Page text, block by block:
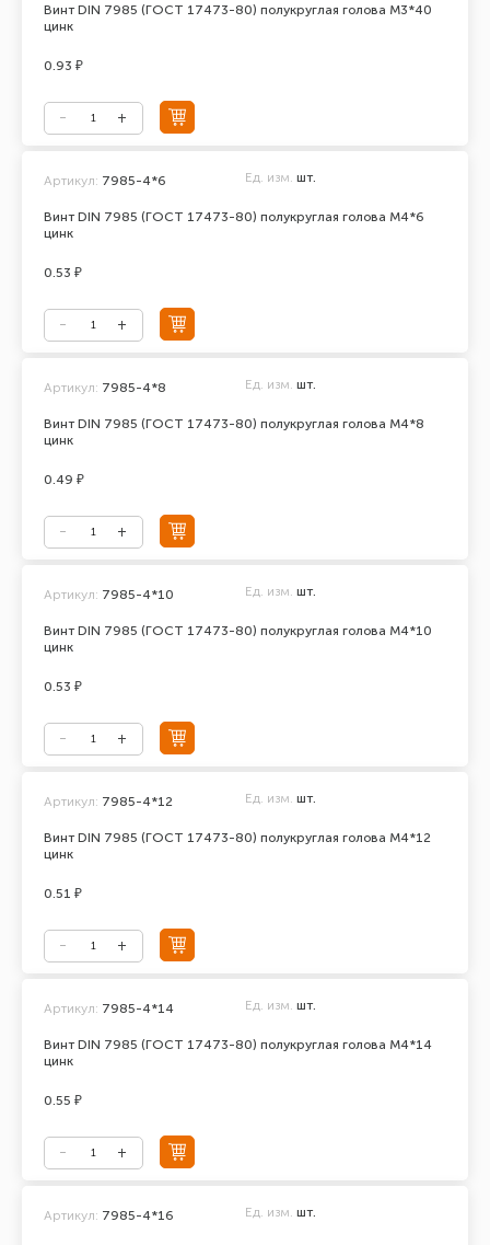
Винт DIN 7985 (ГОСТ 17473-80) полукруглая голова М3*40
цинк
0.93 ₽
Винт DIN 7985 (ГОСТ 17473-80) полукруглая голова М4*6
цинк
Артикул: 7985-4*6 Ед. изм. шт.
0.53 ₽
Винт DIN 7985 (ГОСТ 17473-80) полукруглая голова М4*8
цинк
Артикул: 7985-4*8 Ед. изм. шт.
0.49 ₽
Винт DIN 7985 (ГОСТ 17473-80) полукруглая голова М4*10
цинк
Артикул: 7985-4*10 Ед. изм. шт.
0.53 ₽
Винт DIN 7985 (ГОСТ 17473-80) полукруглая голова М4*12
цинк
Артикул: 7985-4*12 Ед. изм. шт.
0.51 ₽
Винт DIN 7985 (ГОСТ 17473-80) полукруглая голова М4*14
цинк
Артикул: 7985-4*14 Ед. изм. шт.
0.55 ₽
Артикул: 7985-4*16 Ед. изм. шт.